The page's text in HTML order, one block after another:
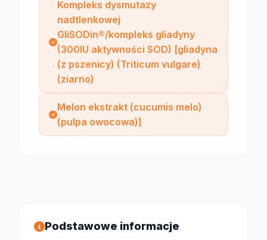
Kompleks dysmutazy
nadtlenkowej
GliSODin®/kompleks gliadyny
(300IU aktywności SOD) [gliadyna
(z pszenicy) (Triticum vulgare)
(ziarno)
Melon ekstrakt (cucumis melo)
(pulpa owocowa)]
Podstawowe informacje